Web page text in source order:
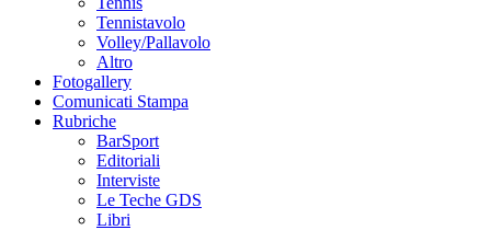
Tennistavolo
Volley/Pallavolo
Altro
Fotogallery
Comunicati Stampa
Rubriche
BarSport
Editoriali
Interviste
Le Teche GDS
Libri